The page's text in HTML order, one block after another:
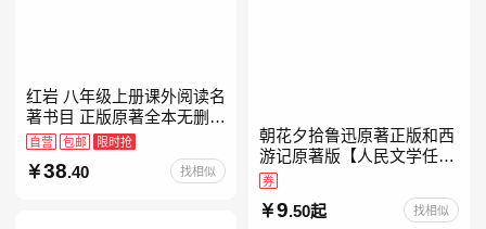
红岩 八年级上册课外阅读名
著书目 正版原著全本无删减
罗广斌杨益言著爱国主义红
色经典书籍初中生课外书中
国青年出版社
自营 包邮 限时抢
38.40 找相似
朝花夕拾鲁迅原著正版和西
游记原著版【人民文学任
选】七年级上册全新升级新
增思维导图必读正版课外书
初中名著语文书目初一课外
券
9.50起 找相似